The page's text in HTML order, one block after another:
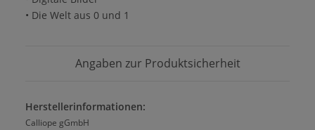
• Die Welt aus 0 und 1
Angaben zur Produktsicherheit
Herstellerinformationen:
Calliope gGmbH